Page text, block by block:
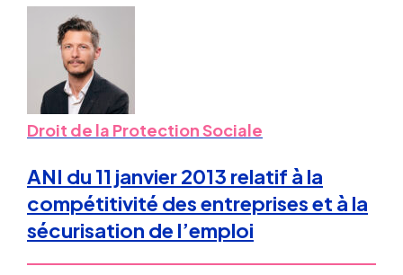
Droit de la Protection Sociale
ANI du 11 janvier 2013 relatif à la
compétitivité des entreprises et à la
sécurisation de l’emploi